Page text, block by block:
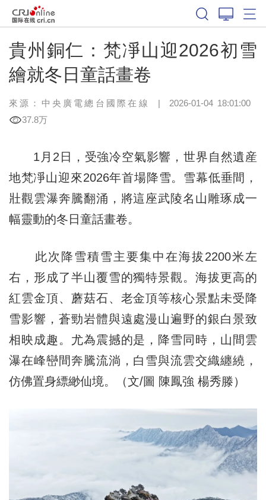
貴州銅仁：梵凈山迎2026初雪
繪就冬日童話畫卷
來源：中央廣電總台國際在線 | 2026-01-04 18:01:00
37.8万
1月2日，受強冷空氣影響，世界自然遺産
地梵凈山迎來2026年首場降雪。雪幕低垂間，
壯觀雲瀑奔騰翻涌，將這座武陵名山雕琢成一
幅靈動的冬日童話畫卷。
此次降雪積雪主要集中在海拔2200米左
右，形成了半山覆雪的獨特景觀。海拔更高的
紅雲金頂、蘑菇石、老金頂等核心景點未受降
雪影響，蒼勁岩體與遠處漫山遍野的銀白景致
相映成趣。尤為震撼的是，降雪同時，山間雲
瀑在峰巒間奔騰流淌，白雪與流雲交織纏繞，
仿佛置身縹緲仙境。（文/圖 陳鳳強 楊秀滕）